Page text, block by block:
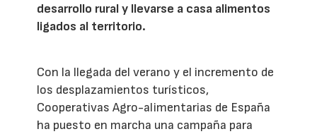
desarrollo rural y llevarse a casa alimentos
ligados al territorio.
Con la llegada del verano y el incremento de
los desplazamientos turísticos,
Cooperativas Agro-alimentarias de España
ha puesto en marcha una campaña para